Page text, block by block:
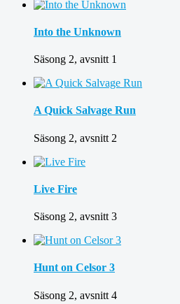
Into the Unknown
Säsong 2, avsnitt 1
A Quick Salvage Run
Säsong 2, avsnitt 2
Live Fire
Säsong 2, avsnitt 3
Hunt on Celsor 3
Säsong 2, avsnitt 4